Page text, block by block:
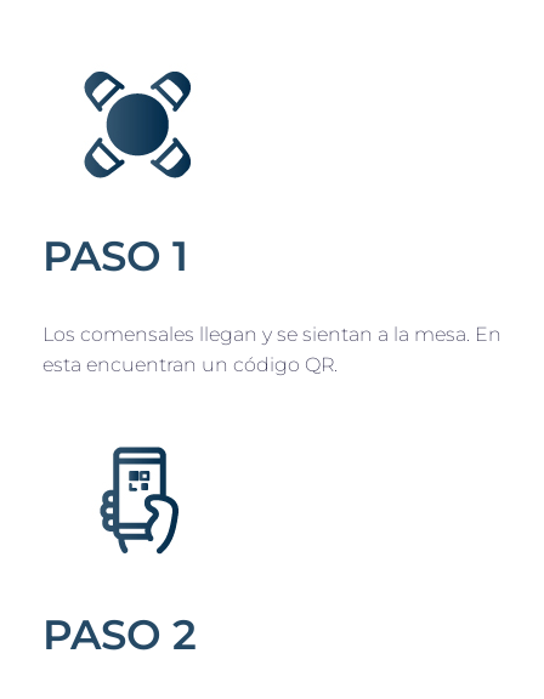
PASO 1
Los comensales llegan y se sientan a la mesa. En
esta encuentran un código QR.
PASO 2